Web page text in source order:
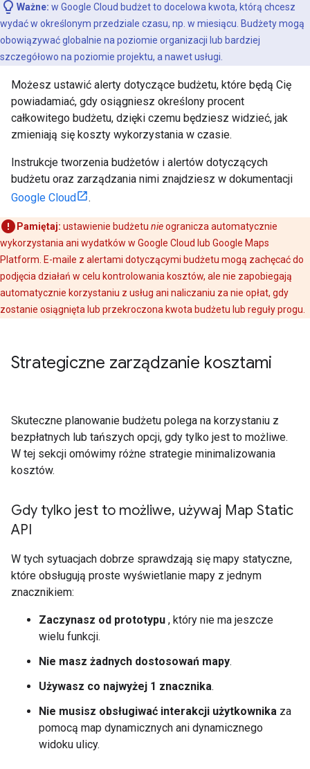
Ważne: w Google Cloud budżet to docelowa kwota, którą chcesz
wydać w określonym przedziale czasu, np. w miesiącu. Budżety mogą
obowiązywać globalnie na poziomie organizacji lub bardziej
szczegółowo na poziomie projektu, a nawet usługi.
Możesz ustawić alerty dotyczące budżetu, które będą Cię
powiadamiać, gdy osiągniesz określony procent
całkowitego budżetu, dzięki czemu będziesz widzieć, jak
zmieniają się koszty wykorzystania w czasie.
Instrukcje tworzenia budżetów i alertów dotyczących
budżetu oraz zarządzania nimi znajdziesz w dokumentacji
Google Cloud
.
Pamiętaj: ustawienie budżetu nieogranicza automatycznie
wykorzystania ani wydatków w Google Cloud lub Google Maps
Platform. E-maile z alertami dotyczącymi budżetu mogą zachęcać do
podjęcia działań w celu kontrolowania kosztów, ale nie zapobiegają
automatycznie korzystaniu z usług ani naliczaniu za nie opłat, gdy
zostanie osiągnięta lub przekroczona kwota budżetu lub reguły progu.
Strategiczne zarządzanie kosztami
Skuteczne planowanie budżetu polega na korzystaniu z
bezpłatnych lub tańszych opcji, gdy tylko jest to możliwe.
W tej sekcji omówimy różne strategie minimalizowania
kosztów.
Gdy tylko jest to możliwe, używaj Map Static
API
W tych sytuacjach dobrze sprawdzają się mapy statyczne,
które obsługują proste wyświetlanie mapy z jednym
znacznikiem:
Zaczynasz od prototypu , który nie ma jeszcze
wielu funkcji.
Nie masz żadnych dostosowań mapy.
Używasz co najwyżej 1 znacznika.
Nie musisz obsługiwać interakcji użytkownika za
pomocą map dynamicznych ani dynamicznego
widoku ulicy.